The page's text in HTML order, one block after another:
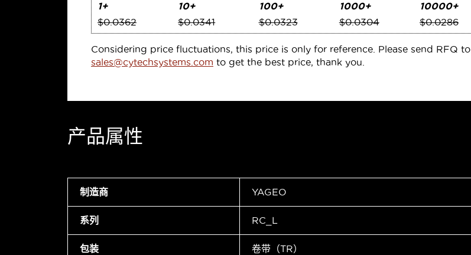
1+
$0.0362
10+
$0.0341
100+
$0.0323
1000+
$0.0304
10000+
$0.0286
Considering price fluctuations, this price is only for reference. Please send RFQ to
sales@cytechsystems.com to get the best price, thank you.
产品属性
制造商 YAGEO
系列 RC_L
包装 卷带（TR）